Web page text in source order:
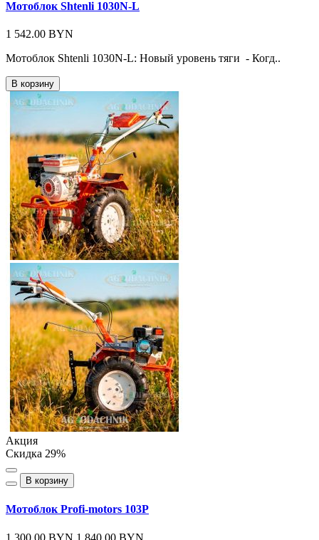
Мотоблок Shtenli 1030N-L
1 542.00 BYN
Мотоблок Shtenli 1030N-L: Новый уровень тяги - Когд..
В корзину
Акция
Скидка 29%
В корзину
Мотоблок Profi-motors 103P
1 300.00 BYN 1 840.00 BYN